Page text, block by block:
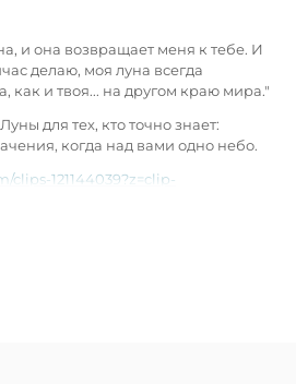
и она возвращает меня к тебе. И
делаю, моя луна всегда
как и твоя... на другом краю мира."
для тех, кто точно знает:
когда над вами одно небо.
clips-121144039?z=clip-